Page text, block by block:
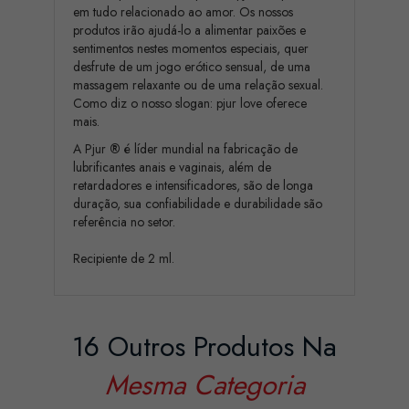
em tudo relacionado ao amor. Os nossos
produtos irão ajudá-lo a alimentar paixões e
sentimentos nestes momentos especiais, quer
desfrute de um jogo erótico sensual, de uma
massagem relaxante ou de uma relação sexual.
Como diz o nosso slogan: pjur love oferece
mais.
A Pjur ® é líder mundial na fabricação de
lubrificantes anais e vaginais, além de
retardadores e intensificadores, são de longa
duração, sua confiabilidade e durabilidade são
referência no setor.
Recipiente de 2 ml.
16 Outros Produtos Na
Mesma Categoria